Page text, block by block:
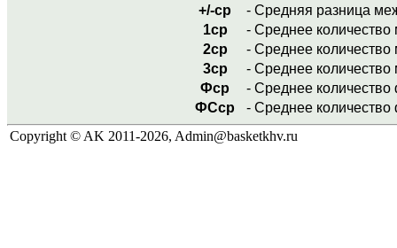
+/-ср
- Средняя разница
1ср
- Среднее
2ср
- Среднее количество
3ср
- Среднее количество
Фср
- Среднее
ФСср
- Среднее количество
Copyright © AK 2011-2026, Admin@basketkhv.ru